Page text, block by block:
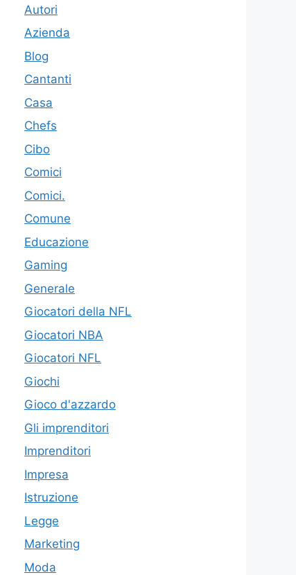
Autori
Azienda
Blog
Cantanti
Casa
Chefs
Cibo
Comici
Comici.
Comune
Educazione
Gaming
Generale
Giocatori della NFL
Giocatori NBA
Giocatori NFL
Giochi
Gioco d'azzardo
Gli imprenditori
Imprenditori
Impresa
Istruzione
Legge
Marketing
Moda